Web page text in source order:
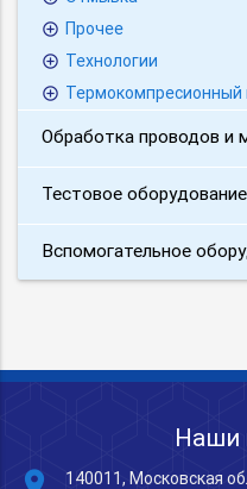
Прочее
Технологии
Обработка проводов и
Тестовое оборудование
Вспомогательное
Наши
140011, Московская